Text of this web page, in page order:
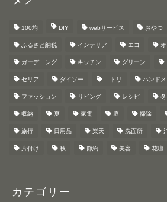
100均 DIY webサービス おやつ
ふるさと納税 インテリア エコ
ガーデニング キッチン グリーン
セリア ダイソー ニトリ ハンド
ファッション リビング レシピ 冬
収納 夏 家電 庭 掃除
旅行 日用品 楽天 洗面所
片付け 秋 節約 美容 花壇
カテゴリー